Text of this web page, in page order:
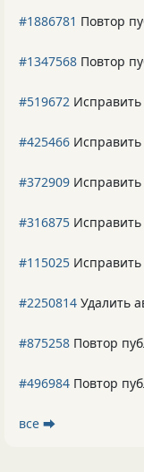
#1886781 Повтор
#1347568 Повтор
#519672 Исправить
#425466 Исправить
#372909 Исправить
#316875 Исправить
#115025 Исправить
#2250814 Удалить
#875258 Повтор
#496984 Повтор
все ⮕